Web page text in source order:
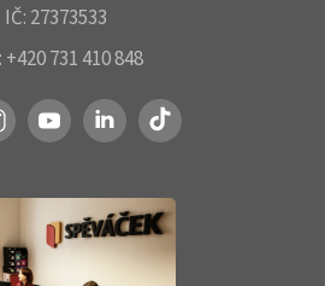
IČ: 27373533
+420 731 410 848